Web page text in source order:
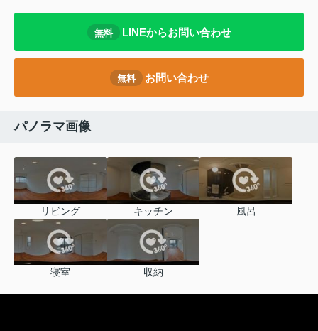
無料 LINEからお問い合わせ
無料 お問い合わせ
パノラマ画像
リビング キッチン 風呂
寝室 収納